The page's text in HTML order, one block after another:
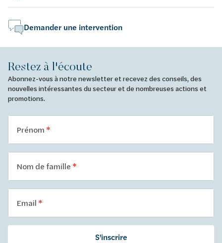
Demander une intervention
Restez à l'écoute
Abonnez-vous à notre newsletter et recevez des conseils, des
nouvelles intéressantes du secteur et de nombreuses actions et
promotions.
Prénom
Nom de famille
Email
S'inscrire